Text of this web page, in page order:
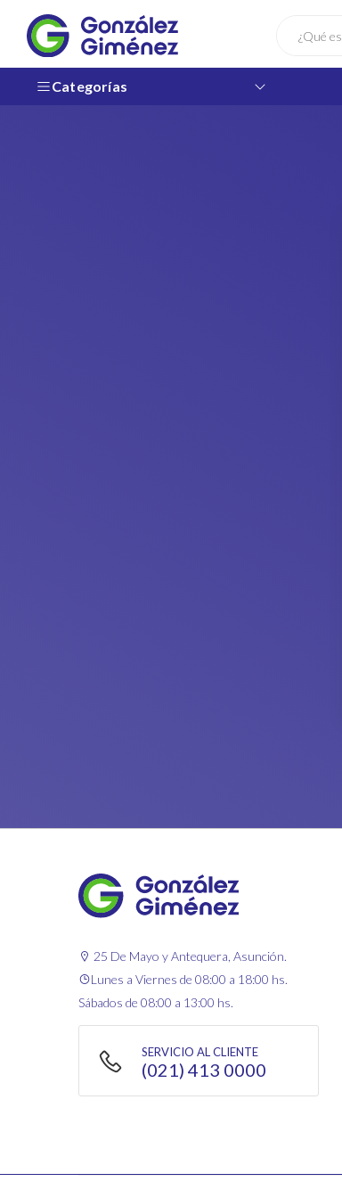
Categorías
25 De Mayo y Antequera, Asunción.
Lunes a Viernes de 08:00 a 18:00 hs.
Sábados de 08:00 a 13:00 hs.
SERVICIO AL CLIENTE
(021) 413 0000